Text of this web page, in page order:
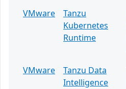
VMware
Tanzu
Kubernetes
Runtime
VMware
Tanzu Data
Intelligence